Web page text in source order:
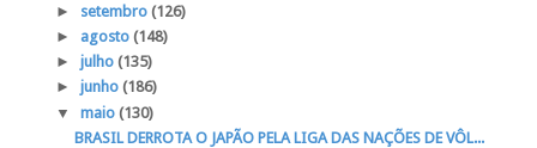
► setembro (126)
► agosto (148)
► julho (135)
► junho (186)
▼ maio (130)
BRASIL DERROTA O JAPÃO PELA LIGA DAS NAÇÕES DE VÔL...